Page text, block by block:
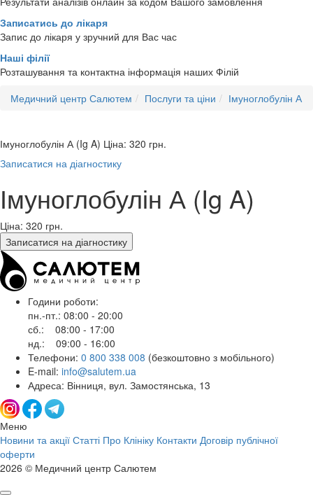
Записатись до лікаря
Запис до лікаря у зручний для Вас час
Наші філії
Розташування та контактна інформація наших Філій
Медичний центр Салютем
Послуги та ціни Імуноглобулін А
Імуноглобулін А (Ig A) Ціна: 320 грн.
Записатися на діагностику
Імуноглобулін А (Ig A)
Ціна: 320 грн.
Записатися на діагностику
Години роботи:
пн.-пт.: 08:00 - 20:00
сб.: 08:00 - 17:00
нд.: 09:00 - 16:00
Телефони: 0 800 338 008 (безкоштовно з мобільного)
E-mail: info@salutem.ua
Адреса: Вінниця, вул. Замостянська, 13
Меню
Новини та акції Статті Про Клініку Контакти Договір публічної
оферти
2026 © Медичний центр Салютем